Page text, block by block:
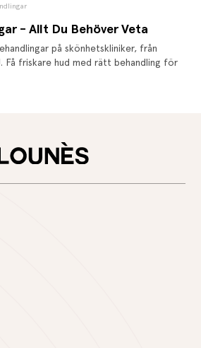
- Allt Du Behöver Veta
på skönhetskliniker, från
Få friskare hud med rätt behandling för